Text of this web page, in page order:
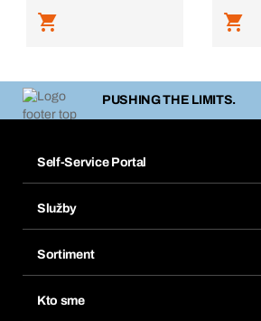
PUSHING THE LIMITS.
Self-Service Portal
Obľúbené
Opakované objednávky
Predplatné
Služby
Chemická databáza
Sortiment
Kto sme